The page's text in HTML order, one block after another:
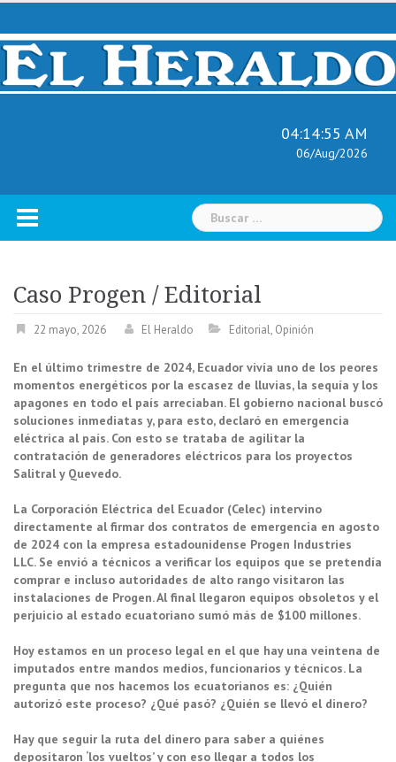
Skip
content
04:14:56 AM
06/Aug/2026
Buscar:
Caso Progen / Editorial
22 mayo, 2026 El Heraldo Editorial, Opinión
En el último trimestre de 2024, Ecuador vivía uno de los peores
momentos energéticos por la escasez de lluvias, la sequía y los
apagones en todo el país arreciaban. El gobierno nacional buscó
soluciones inmediatas y, para esto, declaró en emergencia
eléctrica al país. Con esto se trataba de agilitar la
contratación de generadores eléctricos para los proyectos
Salitral y Quevedo.
La Corporación Eléctrica del Ecuador (Celec) intervino
directamente al firmar dos contratos de emergencia en agosto
de 2024 con la empresa estadounidense Progen Industries
LLC. Se envió a técnicos a verificar los equipos que se pretendía
comprar e incluso autoridades de alto rango visitaron las
instalaciones de Progen. Al final llegaron equipos obsoletos y el
perjuicio al estado ecuatoriano sumó más de $100 millones.
Hoy estamos en un proceso legal en el que hay una veintena de
imputados entre mandos medios, funcionarios y técnicos. La
pregunta que nos hacemos los ecuatorianos es: ¿Quién
autorizó este proceso? ¿Qué pasó? ¿Quién se llevó el dinero?
Hay que seguir la ruta del dinero para saber a quiénes
depositaron ‘los vueltos’ y con eso llegar a todos los